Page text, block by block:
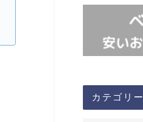
カテゴリー